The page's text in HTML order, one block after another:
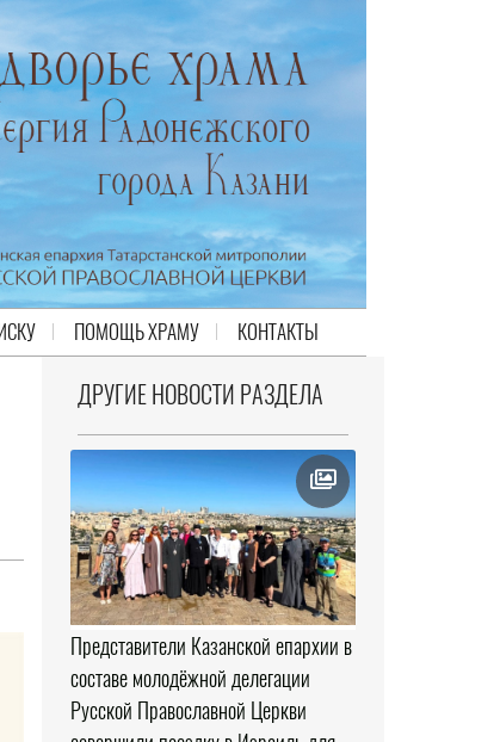
ПОМОЩЬ ХРАМУ КОНТАКТЫ
ДРУГИЕ НОВОСТИ РАЗДЕЛА
Представители Казанской епархии в
составе молодёжной делегации
Русской Православной Церкви